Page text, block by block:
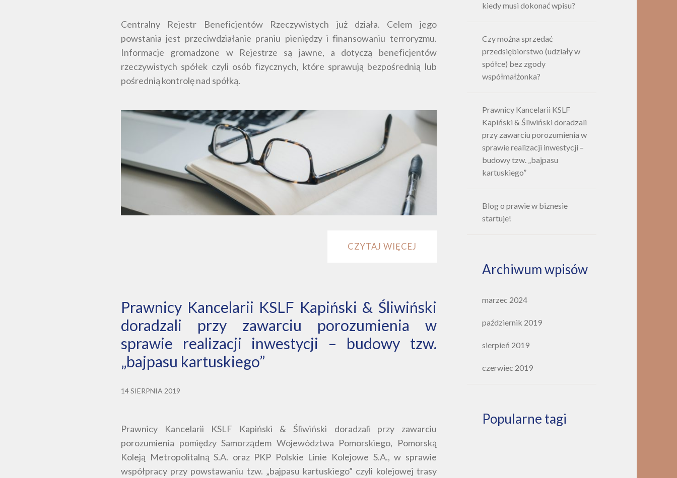
kiedy musi dokonać wpisu?
Czy można sprzedać
przedsiębiorstwo (udziały w
spółce) bez zgody
współmałżonka?
Prawnicy Kancelarii KSLF
Kapiński & Śliwiński doradzali
przy zawarciu porozumienia w
sprawie realizacji inwestycji –
budowy tzw. „bajpasu
kartuskiego”
Blog o prawie w biznesie
startuje!
Archiwum wpisów
marzec 2024
październik 2019
sierpień 2019
czerwiec 2019
Popularne tagi
Centralny Rejestr Beneficjentów Rzeczywistych już działa. Celem jego
powstania jest przeciwdziałanie praniu pieniędzy i finansowaniu terroryzmu.
Informacje gromadzone w Rejestrze są jawne, a dotyczą beneficjentów
rzeczywistych spółek czyli osób fizycznych, które sprawują bezpośrednią lub
pośrednią kontrolę nad spółką.
CZYTAJ WIĘCEJ
Prawnicy Kancelarii KSLF Kapiński & Śliwiński
doradzali przy zawarciu porozumienia w
sprawie realizacji inwestycji – budowy tzw.
„bajpasu kartuskiego”
14 SIERPNIA 2019
Prawnicy Kancelarii KSLF Kapiński & Śliwiński doradzali przy zawarciu
porozumienia pomiędzy Samorządem Województwa Pomorskiego, Pomorską
Koleją Metropolitalną S.A. oraz PKP Polskie Linie Kolejowe S.A., w sprawie
współpracy przy powstawaniu tzw. „bajpasu kartuskiego” czyli kolejowej trasy